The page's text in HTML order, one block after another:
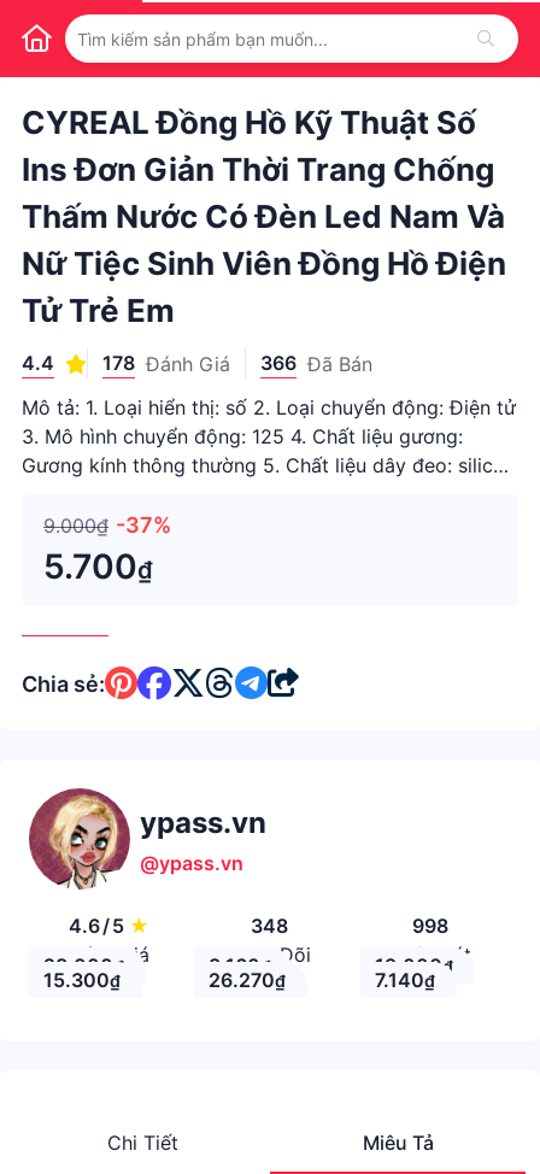
1 / 1
CYREAL Đồng Hồ Kỹ Thuật Số
Ins Đơn Giản Thời Trang Chống
Thấm Nước Có Đèn Led Nam Và
Nữ Tiệc Sinh Viên Đồng Hồ Điện
Tử Trẻ Em
4.4 178 Đánh Giá 366 Đã Bán
Mô tả: 1. Loại hiển thị: số 2. Loại chuyển động: Điện tử
3. Mô hình chuyển động: 125 4. Chất liệu gương:
Gương kính thông thường 5. Chất liệu dây đeo: silicon
kỹ thuật: 1. Nhiều màu tùy chọn 2. Mô hình sáng tạo 3.
9.000₫ -37%
5.700₫
Chia sẻ:
ypass.vn
@ypass.vn
4.6/5 ★
Đánh giá
348
Theo Dõi
998
Nhận xét
28.000 ₫ 8.160 ₫ 19.000₫
15.300₫ 26.270₫ 7.140₫
Chi Tiết Miêu Tả